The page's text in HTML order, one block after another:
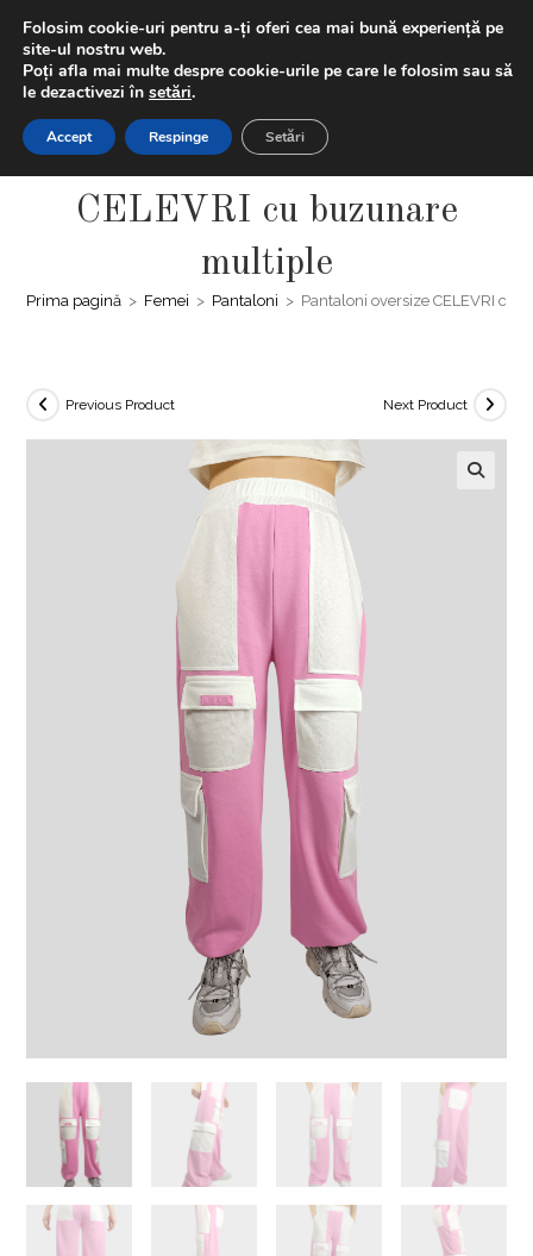
content
LIVRAREA GRATUITĂ | Ai -20% la prima comanda folosind
codul "BUNVENIT20" + Extra discount 5% la plățile cu cardul
Pantaloni oversize
CELEVRI cu buzunare
multiple
Prima pagină > Femei > Pantaloni > Pantaloni oversize CELEVRI cu
Previous Product Next Product
Folosim cookie-uri pentru a-ți oferi cea mai bună experiență pe
site-ul nostru web.
Poți afla mai multe despre cookie-urile pe care le folosim sau să
le dezactivezi în setări.
Accept Respinge Setări